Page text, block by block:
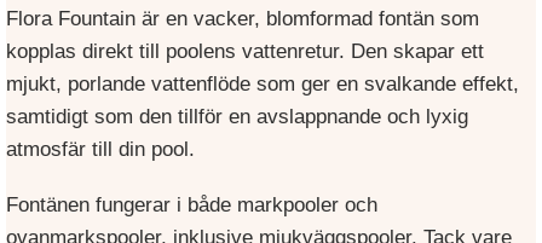
Flora Fountain är en vacker, blomformad fontän som
kopplas direkt till poolens vattenretur. Den skapar ett
mjukt, porlande vattenflöde som ger en svalkande effekt,
samtidigt som den tillför en avslappnande och lyxig
atmosfär till din pool.
Fontänen fungerar i både markpooler och
ovanmarkspooler, inklusive mjukväggspooler. Tack vare